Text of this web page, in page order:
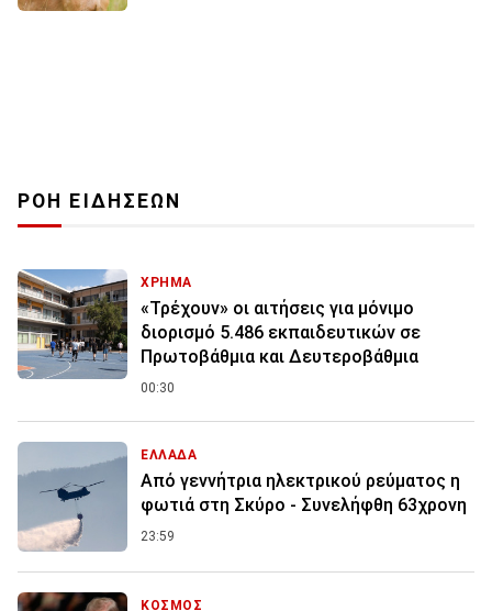
ΡΟΗ ΕΙΔΗΣΕΩΝ
ΧΡΗΜΑ
«Τρέχουν» οι αιτήσεις για μόνιμο
διορισμό 5.486 εκπαιδευτικών σε
Πρωτοβάθμια και Δευτεροβάθμια
00:30
ΕΛΛΑΔΑ
Από γεννήτρια ηλεκτρικού ρεύματος η
φωτιά στη Σκύρο - Συνελήφθη 63χρονη
23:59
ΚΟΣΜΟΣ